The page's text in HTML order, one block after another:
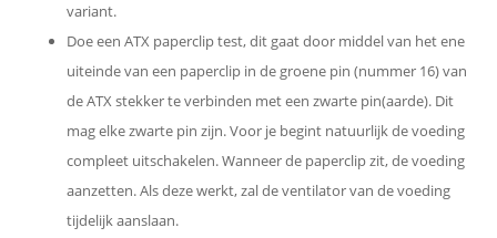
variant.
Doe een ATX paperclip test, dit gaat door middel van het ene
uiteinde van een paperclip in de groene pin (nummer 16) van
de ATX stekker te verbinden met een zwarte pin(aarde). Dit
mag elke zwarte pin zijn. Voor je begint natuurlijk de voeding
compleet uitschakelen. Wanneer de paperclip zit, de voeding
aanzetten. Als deze werkt, zal de ventilator van de voeding
tijdelijk aanslaan.